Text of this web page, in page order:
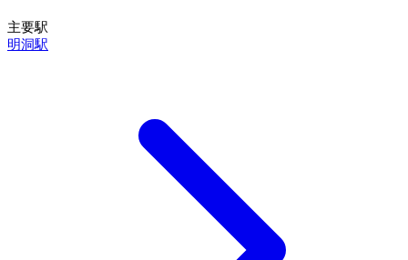
主要駅
明洞駅